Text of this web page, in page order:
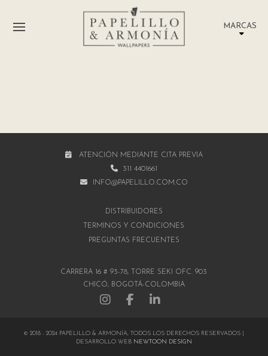
MARCAS
ATENCIÓN MEDIANTE CITA PREVIA
311 4401661
INFO@PAPELILLO.COM.CO
DISTRIBUIDORES
TÉRMINOS Y CONDICIONES
PREGUNTAS FRECUENTES
CARRERA 16 # 93-78, TORRE SEKI OFC. 903
CHICÓ, BOGOTÁ-COLOMBIA
© 2018 - 2024 PAPELILLO & ARMONÍA, TODOS LOS DERECHOS RESERVADOS |
DESARROLLO WEB NEWTOON DESIGN